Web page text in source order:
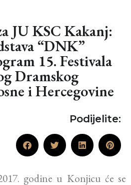
JU KSC Kakanj:
“DNK”
15. Festivala
Dramskog
i Hercegovine
Podijelite:
godine u Konjicu će se